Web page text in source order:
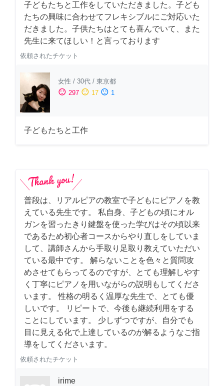
子どもたちと工作をしていただきました。子ども
たちの興味に合わせてフレキシブルにご対応いた
だきました。子供たちはとても喜んでいて、また
先生に来てほしい！と言っております
依頼されたチケット
女性 / 30代 / 東京都
sentiment_satisfied 297 sentiment_neutral 17 sentiment_dissatisfied 1
子どもたちと工作
普段は、リアルピアの教室で子どもにピアノを教
えている先生です。 私自身、子どもの頃にオル
ガンを習ったきり鍵盤を使った学びはその頃以来
であるため初心者コースからやり直しをしていま
して、講師さんから手取り足取り教えていただい
ている最中です。 解らないことを色々と質問攻
めさせてもらってるのですが、とても理解しやす
く丁寧にピアノを用いながらの説明もしてくださ
います。 性格の明るく温厚な先生で、とても優
しいです。 リピートで、今後も継続利用をする
ことにしています。 少しずつですが、自分でも
目に見える化で上達しているのが解るようなご指
導をしてくださいます。
依頼されたチケット
irime